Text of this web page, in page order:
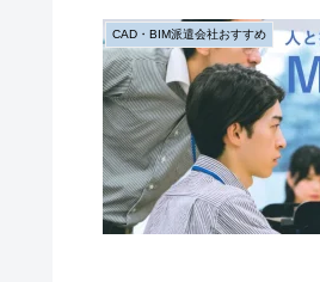
CAD・BIM派遣会社おすすめ